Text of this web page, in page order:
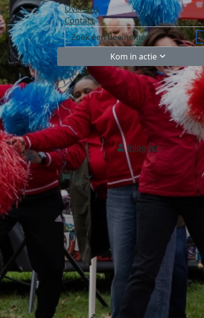
Over ons
Contact
Kom in actie
Inloggen
NL